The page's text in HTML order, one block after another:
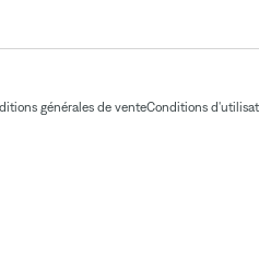
générales de venteConditions